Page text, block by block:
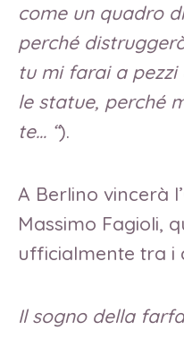
come un quadro
perché
tu mi farai a
le statue, perché
te… “).
A Berlino vincerà
Massimo Fagioli,
ufficialmente tra i
Il sogno della